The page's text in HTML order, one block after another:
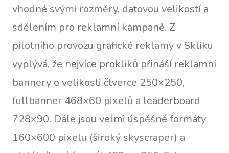
vhodné svými rozměry, datovou velikostí a
sdělením pro reklamní kampaně. Z
pilotního provozu grafické reklamy v Skliku
vyplývá, že nejvíce prokliků přináší reklamní
bannery o velikosti čtverce 250×250,
fullbanner 468×60 pixelů a leaderboard
728×90. Dále jsou velmi úspěšné formáty
160×600 pixelu (široký skyscraper) a